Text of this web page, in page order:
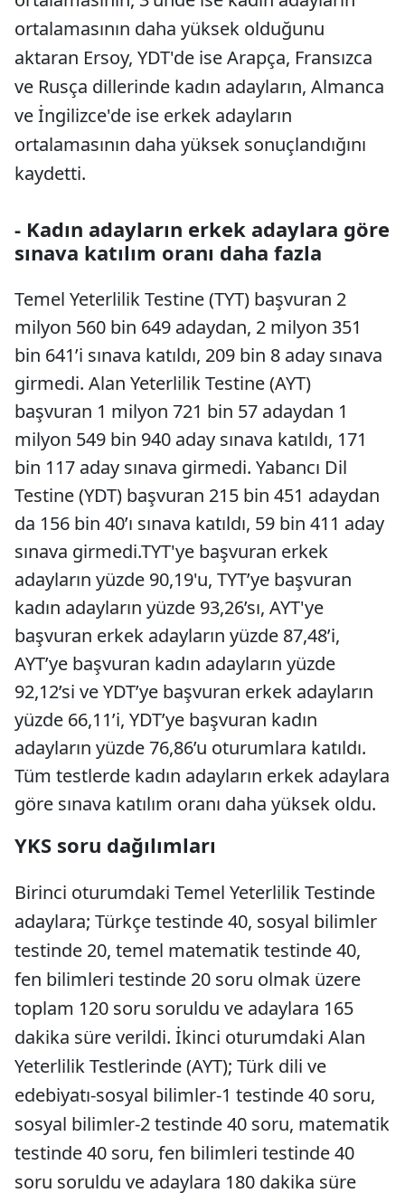
ortalamasının daha yüksek olduğunu
aktaran Ersoy, YDT'de ise Arapça, Fransızca
ve Rusça dillerinde kadın adayların, Almanca
ve İngilizce'de ise erkek adayların
ortalamasının daha yüksek sonuçlandığını
kaydetti.
- Kadın adayların erkek adaylara göre
sınava katılım oranı daha fazla
Temel Yeterlilik Testine (TYT) başvuran 2
milyon 560 bin 649 adaydan, 2 milyon 351
bin 641’i sınava katıldı, 209 bin 8 aday sınava
girmedi. Alan Yeterlilik Testine (AYT)
başvuran 1 milyon 721 bin 57 adaydan 1
milyon 549 bin 940 aday sınava katıldı, 171
bin 117 aday sınava girmedi. Yabancı Dil
Testine (YDT) başvuran 215 bin 451 adaydan
da 156 bin 40’ı sınava katıldı, 59 bin 411 aday
sınava girmedi.TYT'ye başvuran erkek
adayların yüzde 90,19'u, TYT’ye başvuran
kadın adayların yüzde 93,26’sı, AYT'ye
başvuran erkek adayların yüzde 87,48’i,
AYT’ye başvuran kadın adayların yüzde
92,12’si ve YDT’ye başvuran erkek adayların
yüzde 66,11’i, YDT’ye başvuran kadın
adayların yüzde 76,86’u oturumlara katıldı.
Tüm testlerde kadın adayların erkek adaylara
göre sınava katılım oranı daha yüksek oldu.
YKS soru dağılımları
Birinci oturumdaki Temel Yeterlilik Testinde
adaylara; Türkçe testinde 40, sosyal bilimler
testinde 20, temel matematik testinde 40,
fen bilimleri testinde 20 soru olmak üzere
toplam 120 soru soruldu ve adaylara 165
dakika süre verildi. İkinci oturumdaki Alan
Yeterlilik Testlerinde (AYT); Türk dili ve
edebiyatı-sosyal bilimler-1 testinde 40 soru,
sosyal bilimler-2 testinde 40 soru, matematik
testinde 40 soru, fen bilimleri testinde 40
soru soruldu ve adaylara 180 dakika süre